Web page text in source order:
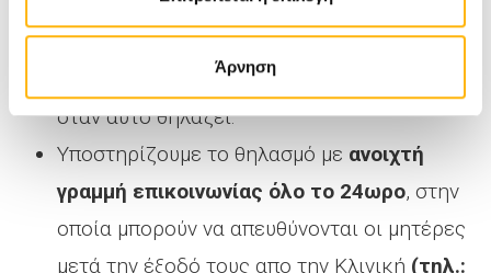
Άρνηση
απεριόριστο Μητρικό Θηλασμό.
Δεν δίνουμε πιπίλες ή μπιμπερόν στο μωρό
όταν αυτό θηλάζει.
Υποστηρίζουμε το θηλασμό με ανοιχτή
γραμμή επικοινωνίας όλο το 24ωρο, στην
οποία μπορούν να απευθύνονται οι μητέρες
μετά την έξοδό τους απο την Κλινική (τηλ.: